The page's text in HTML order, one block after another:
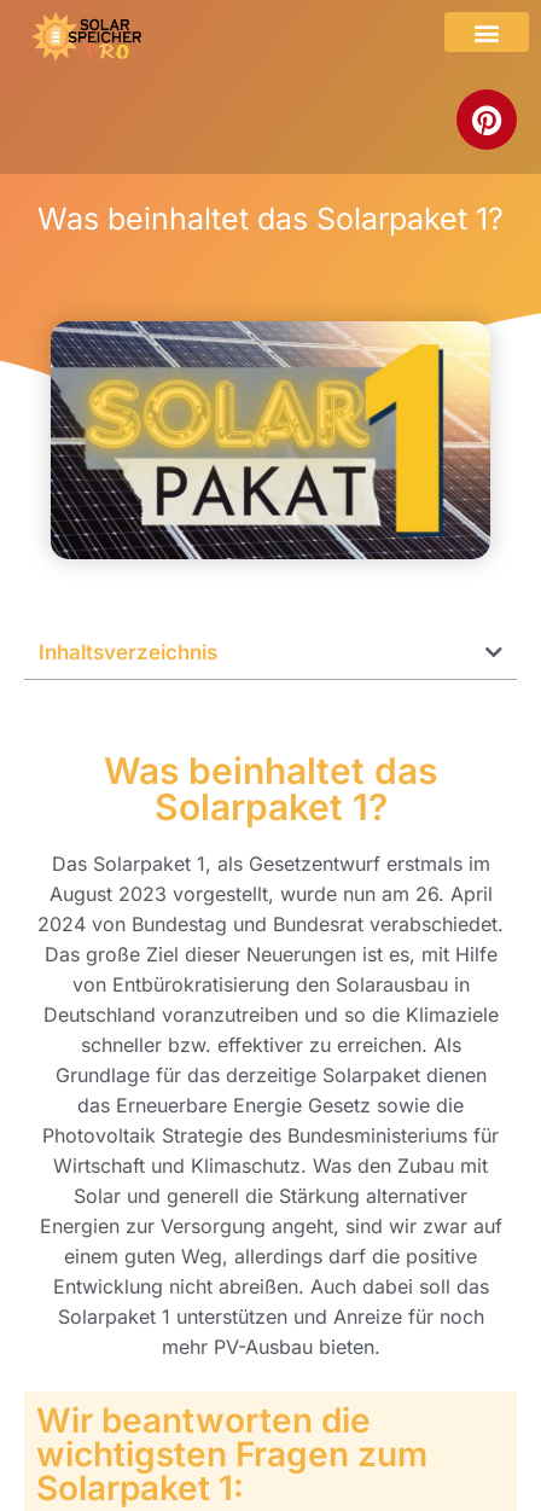
Was beinhaltet das Solarpaket 1?
Inhaltsverzeichnis
Was beinhaltet das
Solarpaket 1?
Das Solarpaket 1, als Gesetzentwurf erstmals im
August 2023 vorgestellt, wurde nun am 26. April
2024 von Bundestag und Bundesrat verabschiedet.
Das große Ziel dieser Neuerungen ist es, mit Hilfe
von Entbürokratisierung den Solarausbau in
Deutschland voranzutreiben und so die Klimaziele
schneller bzw. effektiver zu erreichen. Als
Grundlage für das derzeitige Solarpaket dienen
das Erneuerbare Energie Gesetz sowie die
Photovoltaik Strategie des Bundesministeriums für
Wirtschaft und Klimaschutz. Was den Zubau mit
Solar und generell die Stärkung alternativer
Energien zur Versorgung angeht, sind wir zwar auf
einem guten Weg, allerdings darf die positive
Entwicklung nicht abreißen. Auch dabei soll das
Solarpaket 1 unterstützen und Anreize für noch
mehr PV-Ausbau bieten.
Wir beantworten die
wichtigsten Fragen zum
Solarpaket 1: